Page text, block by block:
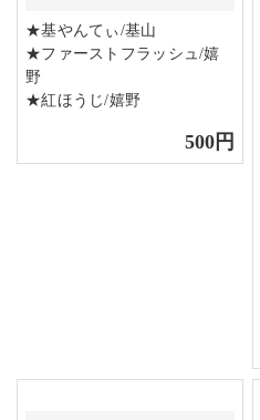
★基やんてぃ/基山
★ファーストフラッシュ/嬉
野
★紅ほうじ/嬉野
500円